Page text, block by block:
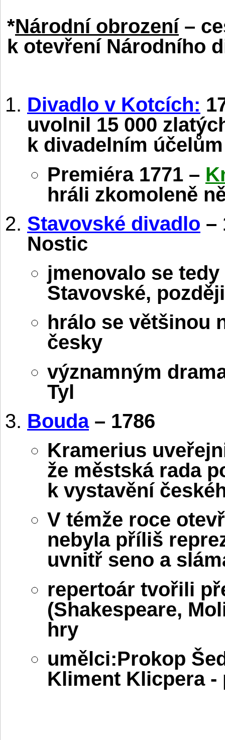
*Národní obrození–
k otevření Národního
Divadlo v Kotcích:
uvolnil 15 000
k divadelním účelům
Premiéra 1771 –
hráli zkomoleně
Stavovské divadlo –
Nostic
jmenovalo se
Stavovské,
hrálo se většinou
česky
významným
Tyl
Bouda– 1786
Kramerius
že městská rada
k vystavění
V témže roce
nebyla příliš
uvnitř seno a
repertoár tvořili
(Shakespeare,
hry
umělci:Prokop
Kliment Klicpera -